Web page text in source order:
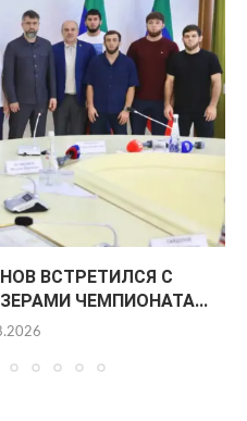
ВСТРЕТИЛСЯ С
ЧЕМПИОНАТА...